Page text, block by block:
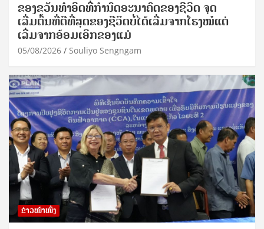
ຂອງຂວັນທໍາອິດທີ່ກໍານົດອະນາຄົດຂອງຊີວິດ ຈຸດ
ເລີ່ມຕົ້ນທີ່ດີທີ່ສຸດຂອງຊີວິດບໍ່ໄດ້ເລີ່ມຈາກໂຮງໝໍແຕ່
ເລີ່ມຈາກອ້ອມເອິກຂອງແມ່
05/08/2026 Souliyo Sengngam
ຂ່າວໜ້າໜຶ່ງ